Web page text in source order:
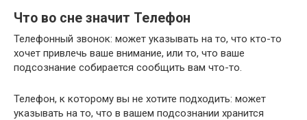
Что во сне значит Телефон
Телефонный звонок: может указывать на то, что кто-то
хочет привлечь ваше внимание, или то, что ваше
подсознание собирается сообщить вам что-то.
Телефон, к которому вы не хотите подходить: может
указывать на то, что в вашем подсознании хранится